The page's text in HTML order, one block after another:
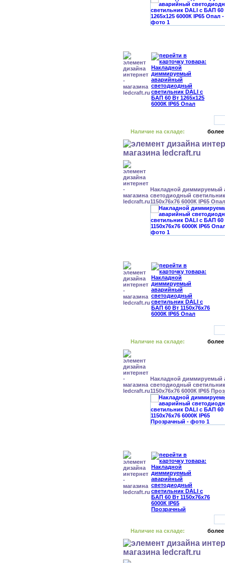
Наличие на складе: более
Накладной диммируемый
светодиодный
1150x76x76 6000К IP65 Опал
Наличие на складе: более
Накладной диммируемый
светодиодный
1150x76x76 6000К IP65
Наличие на складе: более